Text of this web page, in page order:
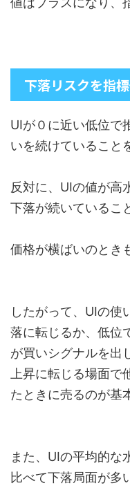
下落リスクを指
UIが０に近い低位で
いを続けていること
反対に、UIの値が高
下落が続いているこ
価格が横ばいのとき
したがって、UIの使
落に転じるか、低位
が買いシグナルを出
上昇に転じる場面
たときに売るのが基
また、UIの平均的な
比べて下落局面が多